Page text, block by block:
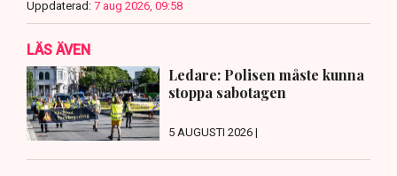
Uppdaterad: 7 aug 2026, 09:58
LÄS ÄVEN
Ledare: Polisen måste kunna
stoppa sabotagen
5 AUGUSTI 2026 |